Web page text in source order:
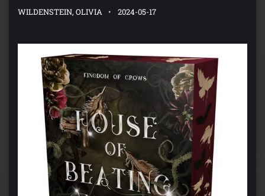
WILDENSTEIN, OLIVIA 2024-05-17